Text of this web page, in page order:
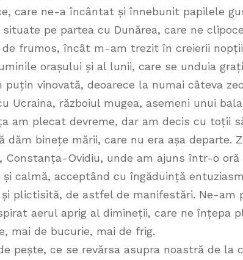
care ne-a încântat și înnebunit papilele
pe partea cu Dunărea, care ne
de frumos, încât m-am trezit în creierii
orașului și al lunii, care se unduia
puțin vinovată, deoarece la numai câteva
Ucraina, războiul mugea, asemeni unui
am plecat devreme, dar am decis cu toții
dăm binețe mării, care nu era așa departe.
Constanța-Ovidiu, unde am ajuns într-o
calmă, acceptând cu îngăduință
și plictisită, de astfel de manifestări. Ne-
aerul aprig al dimineții, care ne înțepa
mai de bucurie, mai de frig.
pește, ce se revărsa asupra noastră de